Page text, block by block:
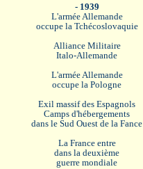
- 1939
L'armée Allemande
occupe la Tchécoslovaquie
Alliance Militaire
Italo-Allemande
L'armée Allemande
occupe la Pologne
Exil massif des Espagnols
Camps d'hébergements
dans le Sud Ouest de la Fance
La France entre
dans la deuxième
guerre mondiale